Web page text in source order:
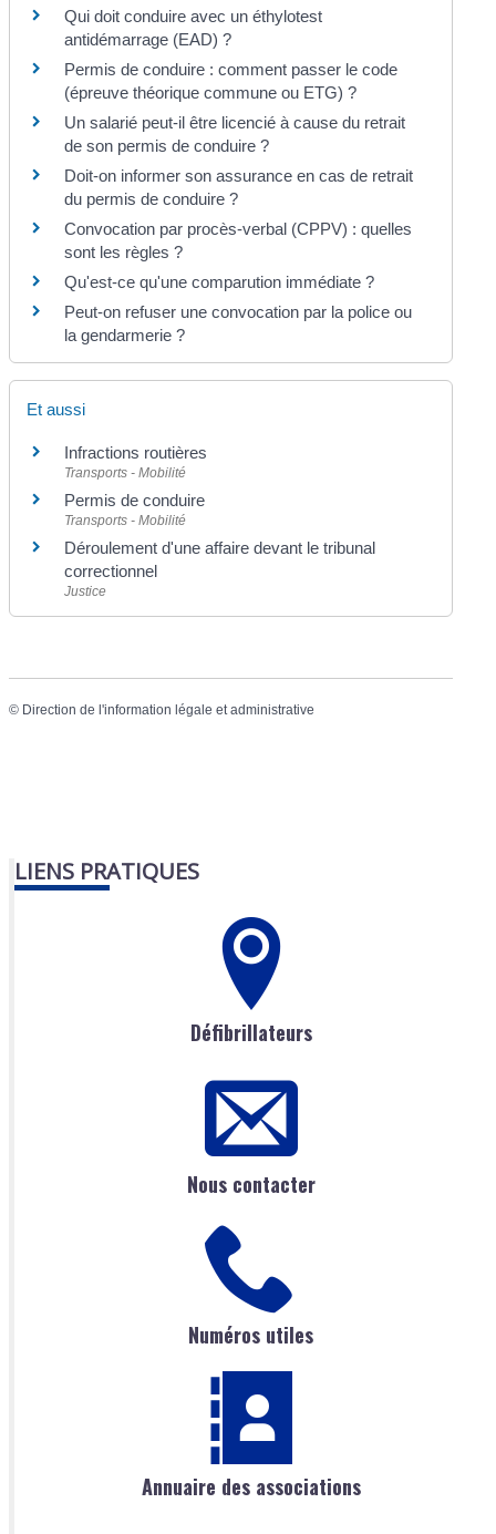
Qui doit conduire avec un éthylotest
antidémarrage (EAD) ?
Permis de conduire : comment passer le code
(épreuve théorique commune ou ETG) ?
Un salarié peut-il être licencié à cause du retrait
de son permis de conduire ?
Doit-on informer son assurance en cas de retrait
du permis de conduire ?
Convocation par procès-verbal (CPPV) : quelles
sont les règles ?
Qu'est-ce qu'une comparution immédiate ?
Peut-on refuser une convocation par la police ou
la gendarmerie ?
Et aussi
Infractions routières
Transports - Mobilité
Permis de conduire
Transports - Mobilité
Déroulement d'une affaire devant le tribunal
correctionnel
Justice
© Direction de l'information légale et administrative
LIENS PRATIQUES
Défibrillateurs
Nous contacter
Numéros utiles
Annuaire des associations